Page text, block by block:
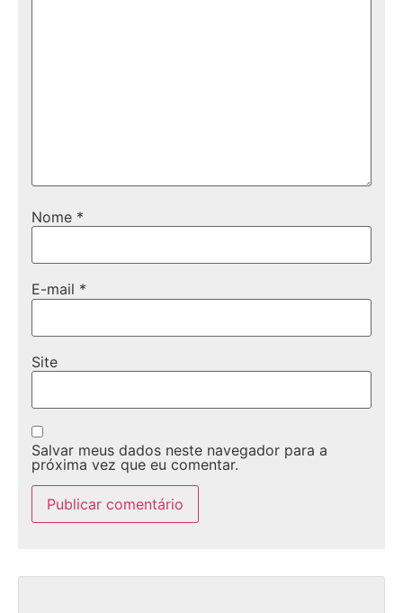
Nome *
E-mail *
Site
Salvar meus dados neste navegador para a
próxima vez que eu comentar.